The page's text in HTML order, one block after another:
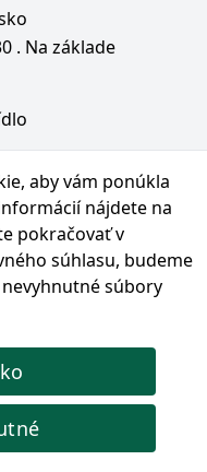
aby vám ponúkla
nájdete na
pokračovať v
súhlasu, budeme
súbory
. Na základe
06 Bratislava - m. č.
práva vyhradené.